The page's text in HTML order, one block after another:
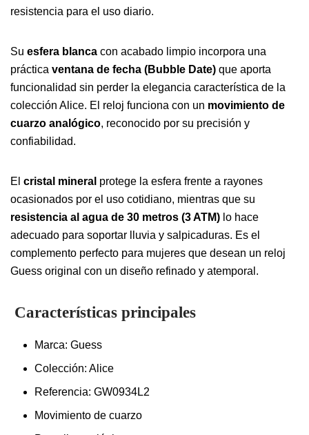
resistencia para el uso diario.
Su esfera blanca con acabado limpio incorpora una
práctica ventana de fecha (Bubble Date) que aporta
funcionalidad sin perder la elegancia característica de la
colección Alice. El reloj funciona con un movimiento de
cuarzo analógico, reconocido por su precisión y
confiabilidad.
El cristal mineral protege la esfera frente a rayones
ocasionados por el uso cotidiano, mientras que su
resistencia al agua de 30 metros (3 ATM) lo hace
adecuado para soportar lluvia y salpicaduras. Es el
complemento perfecto para mujeres que desean un reloj
Guess original con un diseño refinado y atemporal.
Características principales
Marca: Guess
Colección: Alice
Referencia: GW0934L2
Movimiento de cuarzo